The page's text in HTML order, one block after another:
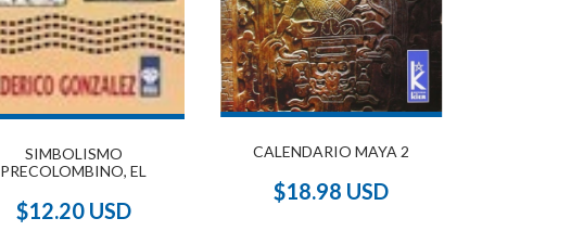
SIMBOLISMO
PRECOLOMBINO, EL
$12.20 USD
CALENDARIO MAYA 2
$18.98 USD